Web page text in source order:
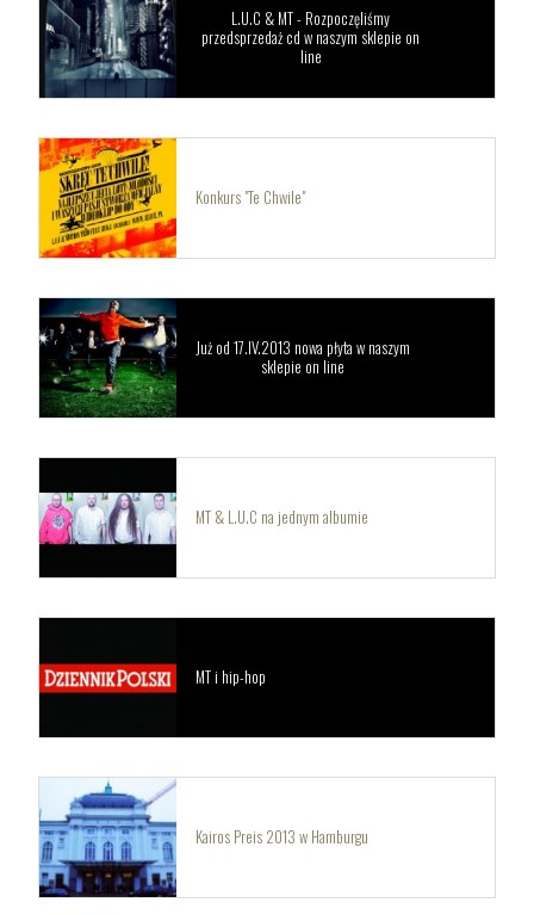
L.U.C & MT - Rozpoczęliśmy
przedsprzedaż cd w naszym sklepie on
line
Konkurs "Te Chwile"
Już od 17.IV.2013 nowa płyta w naszym
sklepie on line
MT & L.U.C na jednym albumie
MT i hip-hop
Kairos Preis 2013 w Hamburgu